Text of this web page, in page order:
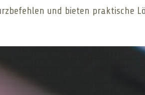
und bieten praktische